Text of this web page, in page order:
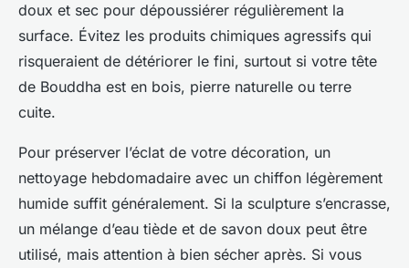
doux et sec pour dépoussiérer régulièrement la
surface. Évitez les produits chimiques agressifs qui
risqueraient de détériorer le fini, surtout si votre tête
de Bouddha est en bois, pierre naturelle ou terre
cuite.
Pour préserver l’éclat de votre décoration, un
nettoyage hebdomadaire avec un chiffon légèrement
humide suffit généralement. Si la sculpture s’encrasse,
un mélange d’eau tiède et de savon doux peut être
utilisé, mais attention à bien sécher après. Si vous